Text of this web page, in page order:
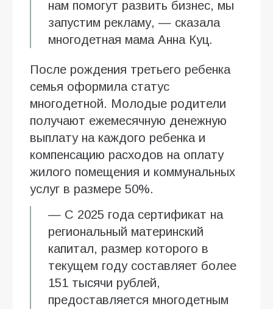
нам помогут развить бизнес, мы
запустим рекламу, — сказала
многодетная мама Анна Куц.
После рождения третьего ребенка
семья оформила статус
многодетной. Молодые родители
получают ежемесячную денежную
выплату на каждого ребенка и
компенсацию расходов на оплату
жилого помещения и коммунальных
услуг в размере 50%.
— С 2025 года сертификат на
региональный материнский
капитал, размер которого в
текущем году составляет более
151 тысячи рублей,
предоставляется многодетным